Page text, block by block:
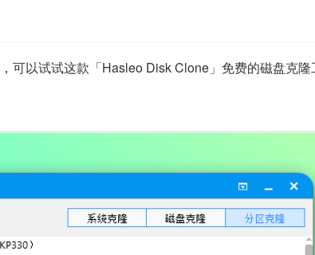
以试试这款「Hasleo Disk Clone」免费的磁盘克